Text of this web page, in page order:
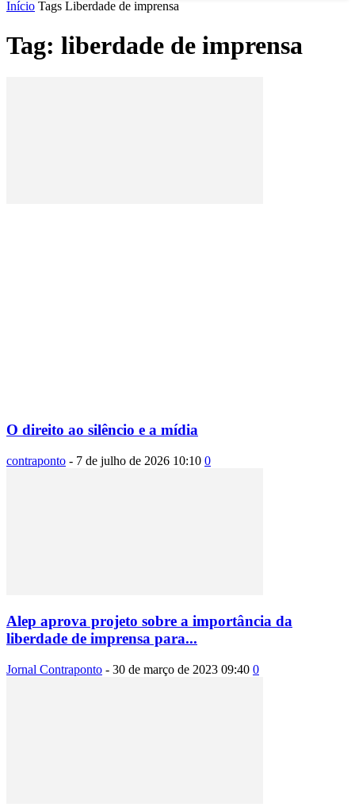
Início Tags Liberdade de imprensa
Tag: liberdade de imprensa
O direito ao silêncio e a mídia
contraponto - 7 de julho de 2026 10:10 0
Alep aprova projeto sobre a importância da
liberdade de imprensa para...
Jornal Contraponto - 30 de março de 2023 09:40 0